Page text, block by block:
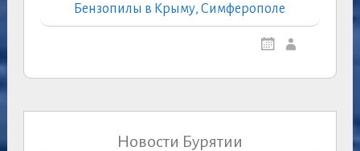
Бензопилы в Крыму, Симферополе
Новости Бурятии